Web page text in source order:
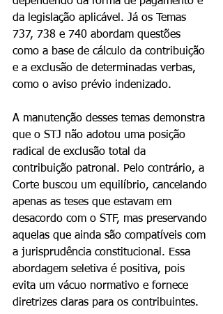
da legislação aplicável. Já os Temas
737, 738 e 740 abordam questões
como a base de cálculo da contribuição
e a exclusão de determinadas verbas,
como o aviso prévio indenizado.
A manutenção desses temas demonstra
que o STJ não adotou uma posição
radical de exclusão total da
contribuição patronal. Pelo contrário, a
Corte buscou um equilíbrio, cancelando
apenas as teses que estavam em
desacordo com o STF, mas preservando
aquelas que ainda são compatíveis com
a jurisprudência constitucional. Essa
abordagem seletiva é positiva, pois
evita um vácuo normativo e fornece
diretrizes claras para os contribuintes.